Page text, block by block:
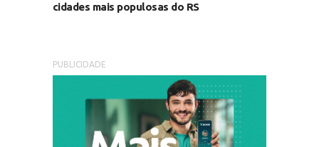
cidades mais populosas do RS
PUBLICIDADE